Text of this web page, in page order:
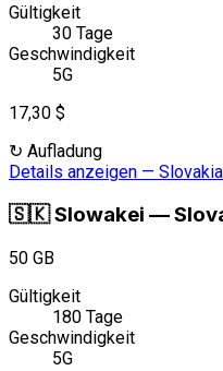
Gültigkeit
30 Tage
Geschwindigkeit
5G
17,30 $
↻ Aufladung
Details anzeigen — Slovakia
🇸🇰Slowakei —
50 GB
Gültigkeit
180 Tage
Geschwindigkeit
5G